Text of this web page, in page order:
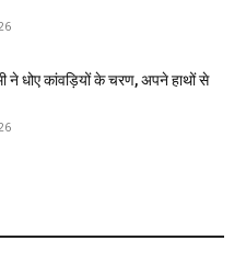
ने धोए कांवड़ियों के चरण, अपने हाथों से